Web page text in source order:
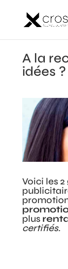
A la
idées ?
Voici les
plus
certifiés.